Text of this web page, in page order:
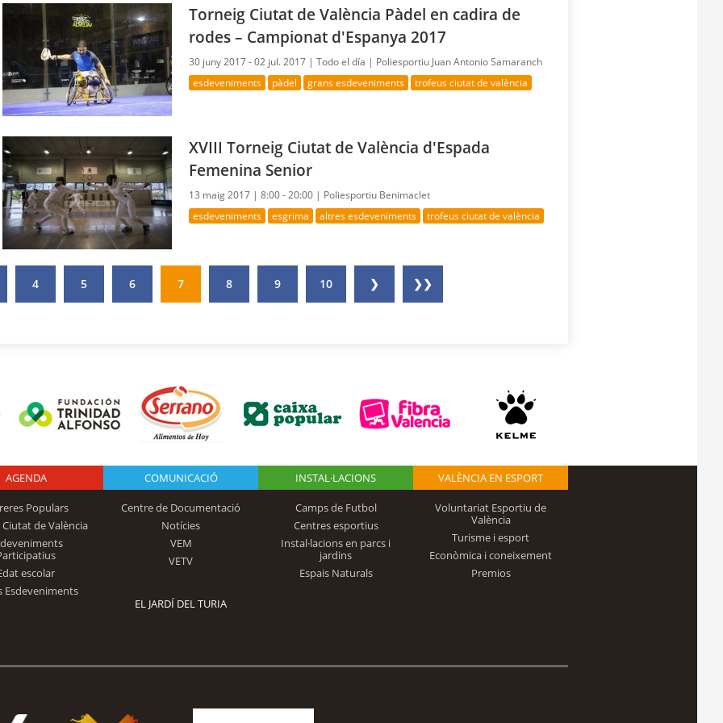
Torneig Ciutat de València Pàdel en cadira de
rodes – Campionat d'Espanya 2017
30 juny 2017 - 02 jul. 2017 |Todo el día | Poliesportiu Juan Antonio Samaranch
esdeveniments pàdel grans esdeveniments trofeus ciutat de valència
XVIII Torneig Ciutat de València d'Espada
Femenina Senior
13 maig 2017 |8:00 - 20:00 | Poliesportiu Benimaclet
esdeveniments esgrima altres esdeveniments trofeus ciutat de valència
4 5 6 7 8 9 10 ❯ ❯❯
Logo Fundación
Trinidad Alfonso
AGENDA
Populars
de València
escolar
Esdeveniments
COMUNICACIÓ
Centre de Documentació
Notícies
VEM
VETV
INSTAL·LACIONS
Camps de Futbol
Centres esportius
Instal·lacions en parcs i
jardins
Espais Naturals
VALÈNCIA EN ESPORT
Voluntariat Esportiu de
València
Turisme i esport
Econòmica i coneixement
Premios
EL JARDÍ DEL TURIA